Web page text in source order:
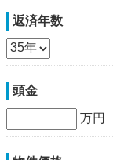
返済年数
頭金
万円